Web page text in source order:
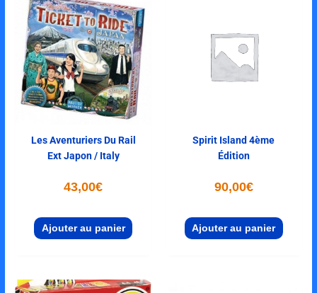
Les Aventuriers Du Rail
Ext Japon / Italy
43,00€
Ajouter au panier
Spirit Island 4ème
Édition
90,00€
Ajouter au panier